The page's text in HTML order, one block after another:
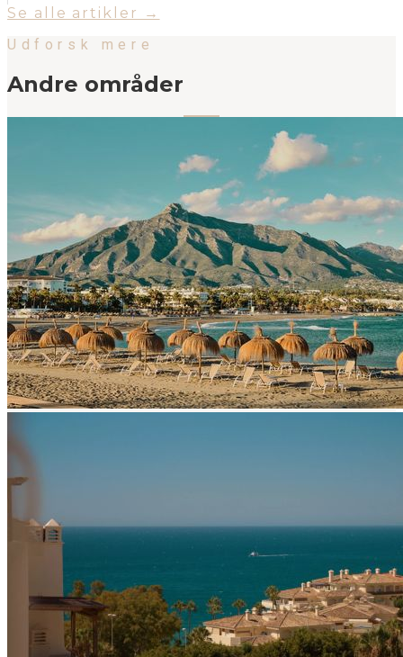
Se alle artikler →
Udforsk mere
Andre områder